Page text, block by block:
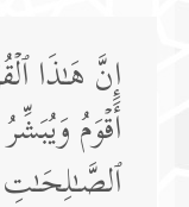
إِنَّ هَـٰذَا
أَقۡوَمُ
ٱلصَّـٰلِحَـٰتِ